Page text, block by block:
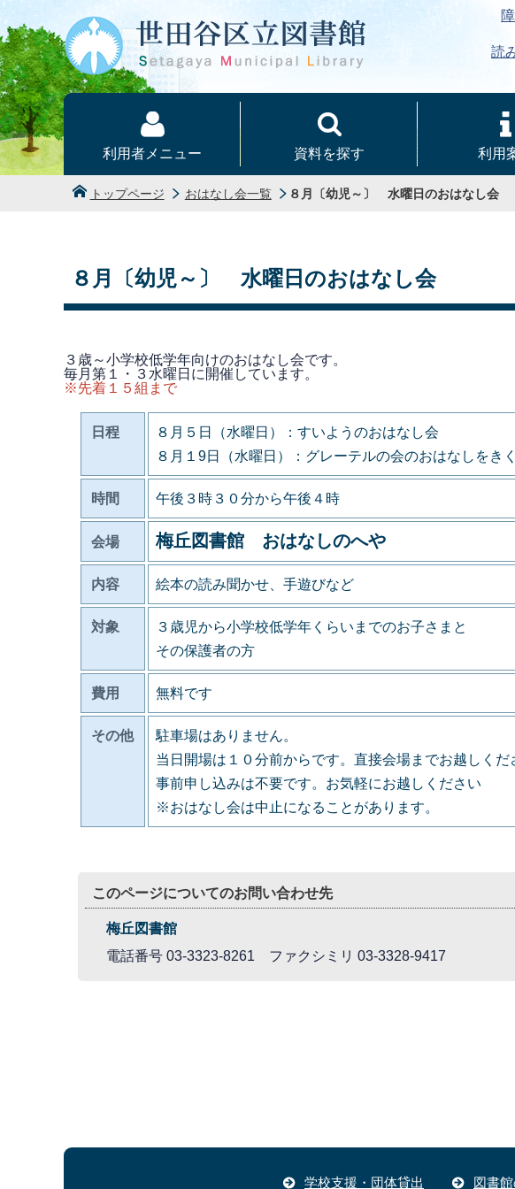
本文へ
読
利用者メニュー 資料を探す 利用
トップページ おはなし会一覧 ８月〔幼児～〕 水曜日のおはなし会
８月〔幼児～〕 水曜日のおはなし会
３歳～小学校低学年向けのおはなし会です。
毎月第１・３水曜日に開催しています。
※先着１５組まで
日程
８月５日（水曜日）：すいようのおはなし会
８月１9日（水曜日）：グレーテルの会のおはなしをき
時間 午後３時３０分から午後４時
会場 梅丘図書館 おはなしのへや
内容 絵本の読み聞かせ、手遊びなど
対象
３歳児から小学校低学年くらいまでのお子さまと
その保護者の方
費用 無料です
その他
駐車場はありません。
当日開場は１０分前からです。直接会場までお越しくだ
事前申し込みは不要です。お気軽にお越しください
※おはなし会は中止になることがあります。
このページについてのお問い合わせ先
梅丘図書館
電話番号 03-3323-8261 ファクシミリ 03-3328-9417
学校支援・団体貸出 図書